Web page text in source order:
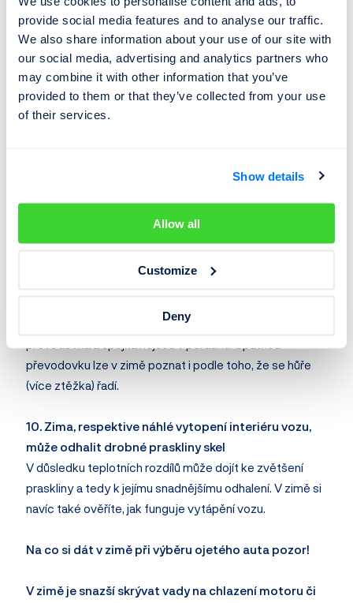
provide social media features and to analyse our traffic.
We also share information about your use of our site with
our social media, advertising and analytics partners who
may combine it with other information that you’ve
provided to them or that they’ve collected from your use
of their services.
Show details
Allow all
Customize
Deny
například může docházet ke špatnému poměru vzduchu
a paliva při spalování. Může to také ukazovat na špatnou
funkcilambda sondy, která určuje, jak má fungovat
katalyzátor, který pohlcuje špatné částice, jež vznikají
při spalování paliva v motoru.
Centrální zamykání, stahování oken či funkce stěračů. V
mrazech a nízkých teplotách máte větší šanci poznat,
zda odchází mechanické součástky či elektronika.
pouštění spojky cukat, je to důkazem toho, že
převodovku lze v zimě poznat i podle toho, že se hůře
(více ztěžka) řadí.
10. Zima, respektive náhlé vytopení interiéru vozu,
může odhalit drobné praskliny skel
V důsledku teplotních rozdílů může dojít ke zvětšení
praskliny a tedy k jejímu snadnějšímu odhalení. V zimě si
navíc také ověříte, jak funguje vytápění vozu.
Na co si dát v zimě při výběru ojetého auta pozor!
V zimě je snazší skrývat vady na chlazení motoru či